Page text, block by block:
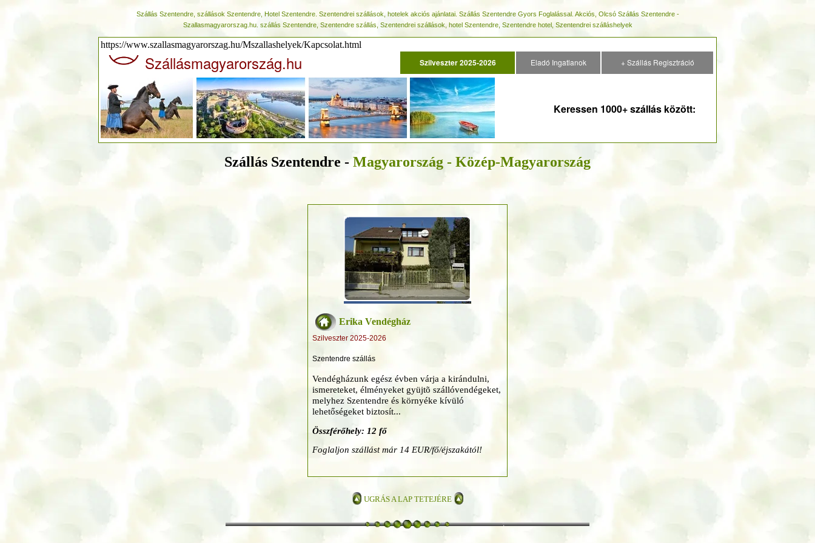
Szállás Szentendre, szállások Szentendre, Hotel Szentendre. Szentendrei szállások, hotelek akciós ajánlatai. Szállás Szentendre Gyors Foglalással. Akciós, Olcsó Szállás Szentendre -
Szallasmagyarorszag.hu. szállás Szentendre, Szentendre szállás, Szentendrei szállások, hotel Szentendre, Szentendre hotel, Szentendrei szálláshelyek
https://www.szallasmagyarorszag.hu/Mszallashelyek/Kapcsolat.html
Szállásmagyarország.hu Szilveszter 2025-2026 Eladó Ingatlanok + Szállás Regisztráció
Keressen 1000+ szállás között:
Szállás Szentendre - Magyarország - Közép-Magyarország
Erika Vendégház
Szilveszter 2025-2026
Szentendre szállás
Vendégházunk egész évben várja a kirándulni,
ismereteket, élményeket gyüjtõ szállóvendégeket,
melyhez Szentendre és környéke kívüló
lehetőségeket biztosít...
Összférőhely: 12 fő
Foglaljon szállást már 14 EUR/fő/éjszakától!
UGRÁS A LAP TETEJÉRE